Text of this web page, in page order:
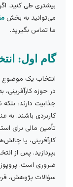
بیشتری طی کنید.
می‌توانید به بخش
ما تماس بگیرید.
گام اول:
انتخاب یک موضوع
در حوزه
جذابیت دارند،
کاربردی باشند. به
تأمین مالی برای
کارآفرینی، یا
بپردازید. پس از
ضروری است.
سؤالات پژوهش،